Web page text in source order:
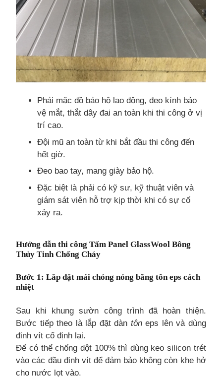
Phải mặc đồ bảo hộ lao động, đeo kính bảo
vệ mắt, thắt dây đai an toàn khi thi công ở vị
trí cao.
Đội mũ an toàn từ khi bắt đầu thi công đến
hết giờ.
Đeo bao tay, mang giày bảo hộ.
Đặc biệt là phải có kỹ sư, kỹ thuật viên và
giám sát viên hỗ trợ kịp thời khi có sự cố
xảy ra.
Hướng dẫn thi công Tấm Panel GlassWool Bông
Thủy Tinh Chống Cháy
Bước 1: Lắp đặt mái chóng nóng bằng tôn eps cách
nhiệt
Sau khi khung sườn công trình đã hoàn thiện.
Bước tiếp theo là lắp đặt dàn tôneps lên và dùng
đinh vít cố định lại.
Để có thể chống dột 100% thì dùng keo silicon trét
vào các đầu đinh vít để đảm bảo không còn khe hở
cho nước lọt vào.